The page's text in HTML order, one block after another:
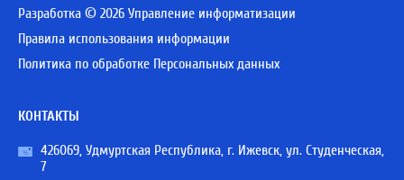
Разработка © 2026 Управление информатизации
Правила использования информации
Политика по обработке Персональных данных
КОНТАКТЫ
426069, Удмуртская Республика, г. Ижевск, ул. Студенческая,
7